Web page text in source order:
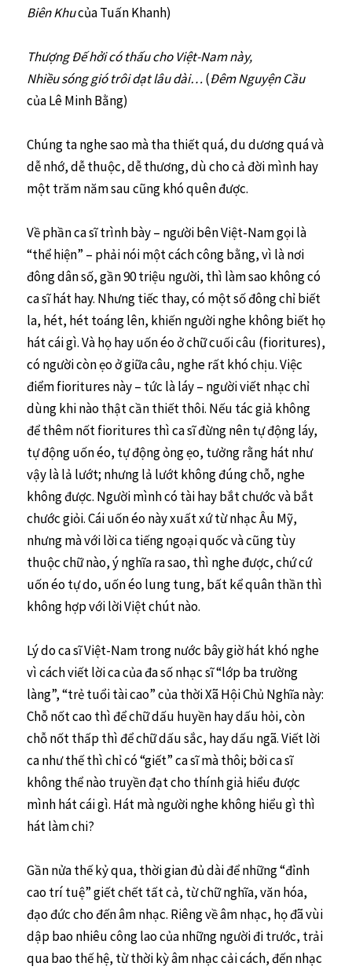
Biên Khucủa Tuấn Khanh)
Thượng Đế hởi có thấu cho Việt-Nam này,
Nhiều sóng gió trôi dạt lâu dài…(Đêm Nguyện Cầu
của Lê Minh Bằng)
Chúng ta nghe sao mà tha thiết quá, du dương quá và
dễ nhớ, dễ thuộc, dễ thương, dù cho cả đời mình hay
một trăm năm sau cũng khó quên được.
Về phần ca sĩ trình bày – người bên Việt-Nam gọi là
“thể hiện” – phải nói một cách công bằng, vì là nơi
đông dân số, gần 90 triệu người, thì làm sao không có
ca sĩ hát hay. Nhưng tiếc thay, có một số đông chỉ biết
la, hét, hét toáng lên, khiến người nghe không biết họ
hát cái gì. Và họ hay uốn éo ở chữ cuối câu (fioritures),
có người còn ẹo ở giữa câu, nghe rất khó chịu. Việc
điểm fioritures này – tức là láy – người viết nhạc chỉ
dùng khi nào thật cần thiết thôi. Nếu tác giả không
để thêm nốt fioritures thì ca sĩ đừng nên tự động láy,
tự động uốn éo, tự động ỏng ẹo, tưởng rằng hát như
vậy là lả lướt; nhưng lả lướt không đúng chỗ, nghe
không được. Người mình có tài hay bắt chước và bắt
chước giỏi. Cái uốn éo này xuất xứ từ nhạc Âu Mỹ,
nhưng mà với lời ca tiếng ngoại quốc và cũng tùy
thuộc chữ nào, ý nghĩa ra sao, thì nghe được, chứ cứ
uốn éo tự do, uốn éo lung tung, bất kể quân thần thì
không hợp với lời Việt chút nào.
Lý do ca sĩ Việt-Nam trong nước bây giờ hát khó nghe
vì cách viết lời ca của đa số nhạc sĩ “lớp ba trường
làng”, “trẻ tuổi tài cao” của thời Xã Hội Chủ Nghĩa này:
Chỗ nốt cao thì để chữ dấu huyền hay dấu hỏi, còn
chỗ nốt thấp thì để chữ dấu sắc, hay dấu ngã. Viết lời
ca như thế thì chỉ có “giết” ca sĩ mà thôi; bởi ca sĩ
không thể nào truyền đạt cho thính giả hiểu được
mình hát cái gì. Hát mà người nghe không hiểu gì thì
hát làm chi?
Gần nửa thế kỷ qua, thời gian đủ dài để những “đỉnh
cao trí tuệ” giết chết tất cả, từ chữ nghĩa, văn hóa,
đạo đức cho đến âm nhạc. Riêng về âm nhạc, họ đã vùi
dập bao nhiêu công lao của những người đi trước, trải
qua bao thế hệ, từ thời kỳ âm nhạc cải cách, đến nhạc